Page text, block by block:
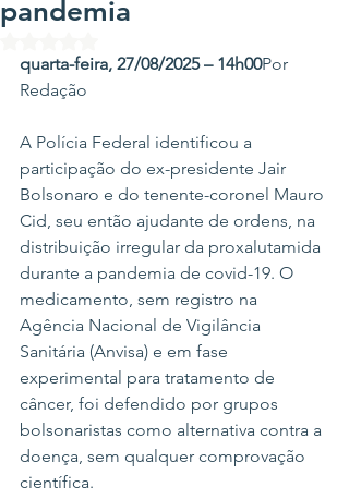
pandemia
quarta-feira, 27/08/2025 – 14h00Por
Redação
A Polícia Federal identificou a
participação do ex-presidente Jair
Bolsonaro e do tenente-coronel Mauro
Cid, seu então ajudante de ordens, na
distribuição irregular da proxalutamida
durante a pandemia de covid-19. O
medicamento, sem registro na
Agência Nacional de Vigilância
Sanitária (Anvisa) e em fase
experimental para tratamento de
câncer, foi defendido por grupos
bolsonaristas como alternativa contra a
doença, sem qualquer comprovação
científica.